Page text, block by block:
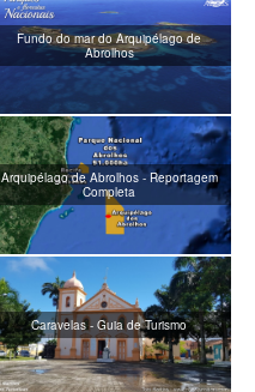
Fundo do mar do Arquipélago de
Abrolhos
Arquipélago de Abrolhos - Reportagem
Completa
Caravelas - Guia de Turismo